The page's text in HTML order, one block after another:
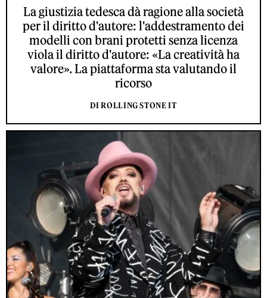
La giustizia tedesca dà ragione alla società
per il diritto d'autore: l'addestramento dei
modelli con brani protetti senza licenza
viola il diritto d'autore: «La creatività ha
valore». La piattaforma sta valutando il
ricorso
DI ROLLING STONE IT